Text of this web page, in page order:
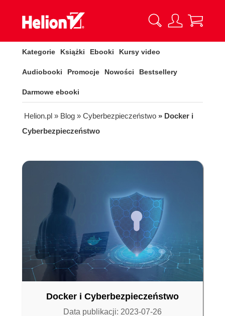
Kategorie Książki Ebooki Kursy video
Audiobooki Promocje Nowości Bestsellery
Darmowe ebooki
Helion.pl » Blog » Cyberbezpieczeństwo » Docker i
Cyberbezpieczeństwo
Docker i Cyberbezpieczeństwo
Data publikacji: 2023-07-26